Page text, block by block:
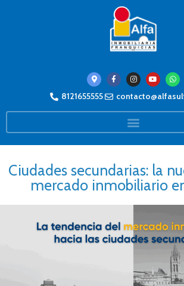
8121655555
Ciudades secundarias: la
mercado inmobiliario